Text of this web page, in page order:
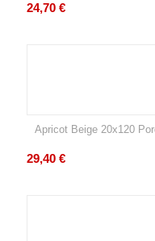
24,70 €
Apricot Beige 20x120
29,40 €